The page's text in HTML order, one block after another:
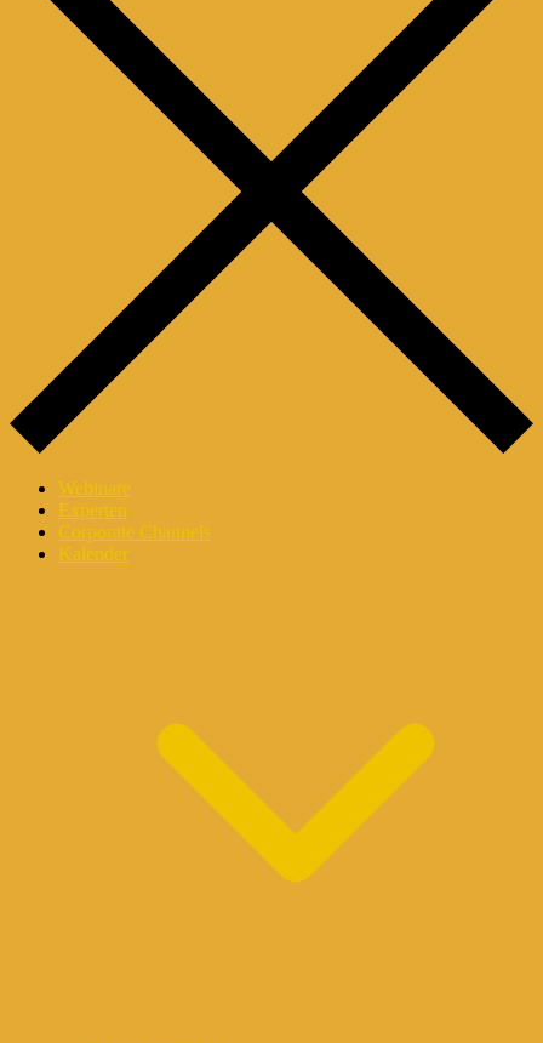
Webinare
Experten
Corporate Channels
Kalender